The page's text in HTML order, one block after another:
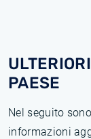
PAESE
Nel seguito
informazioni